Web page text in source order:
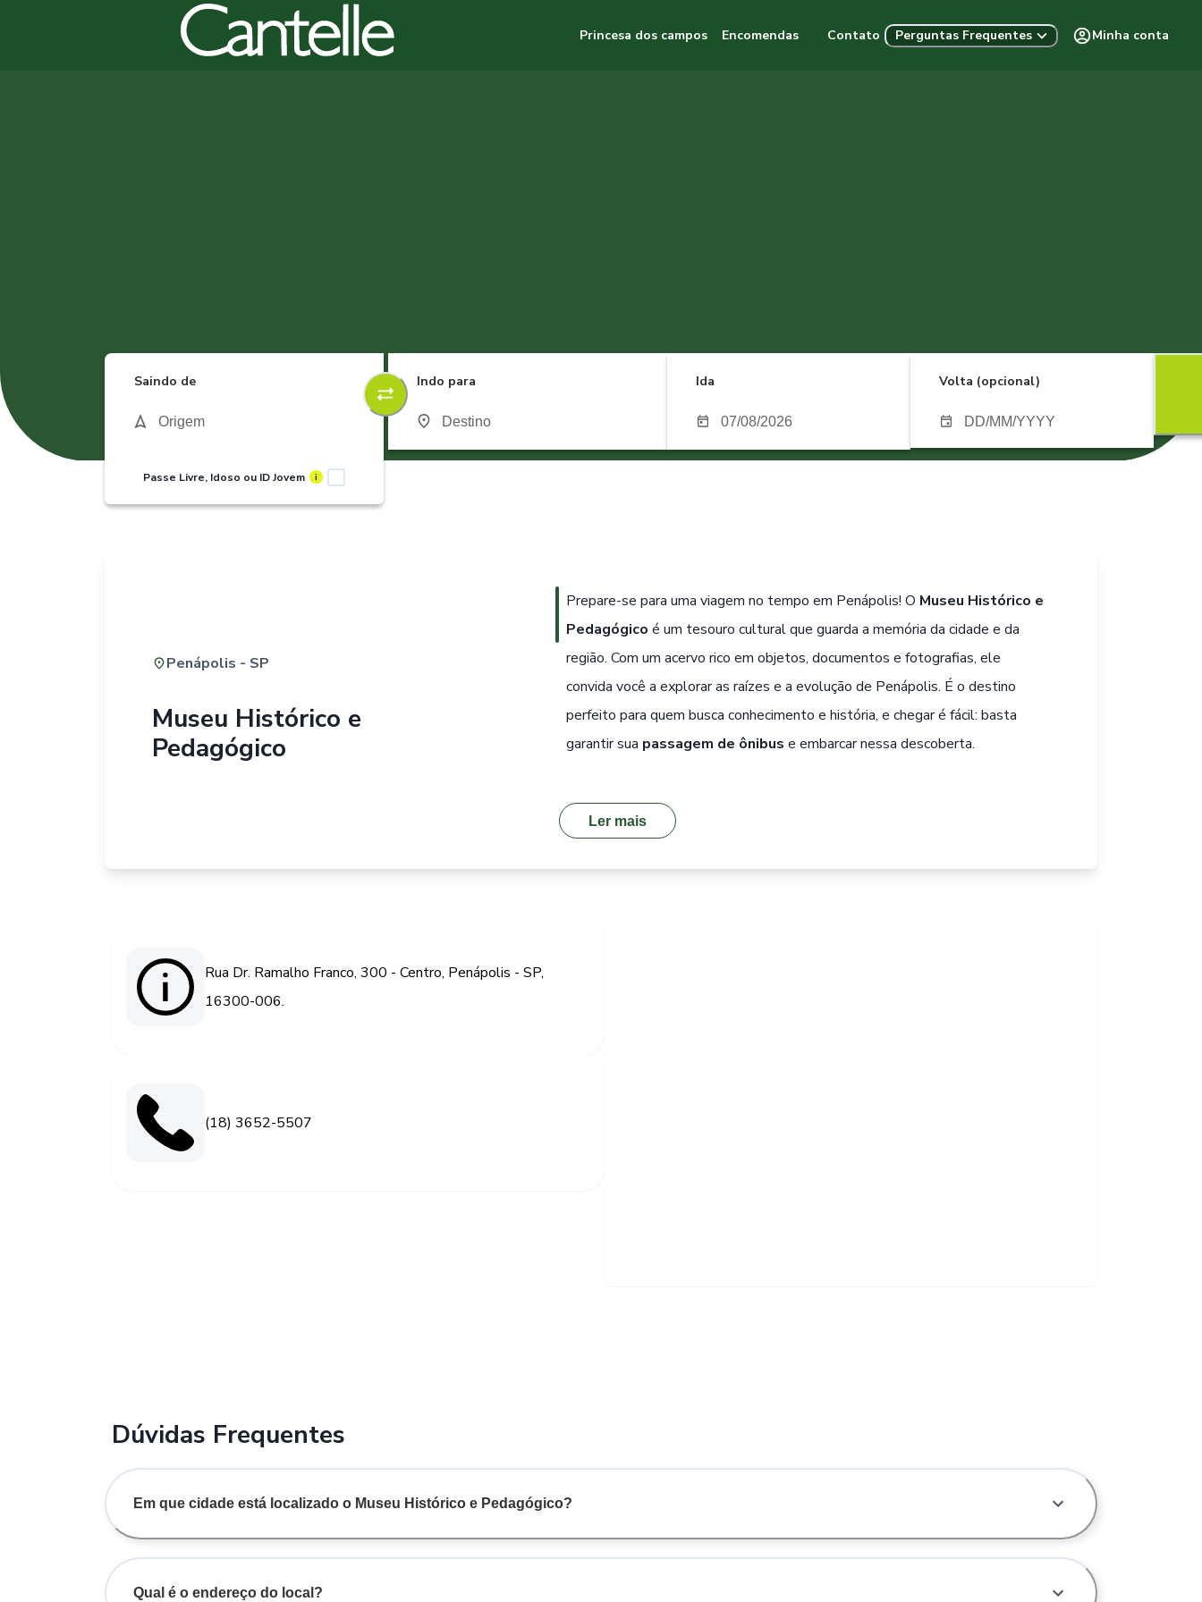
Princesa dos campos Encomendas Contato Perguntas Frequentes Minha conta
Saindo de
Passe Livre, Idoso ou ID Jovem i
Indo para Ida Volta (opcional)
Penápolis - SP
Museu Histórico e
Pedagógico
Prepare-se para uma viagem no tempo em Penápolis! O Museu Histórico e
Pedagógico é um tesouro cultural que guarda a memória da cidade e da
região. Com um acervo rico em objetos, documentos e fotografias, ele
convida você a explorar as raízes e a evolução de Penápolis. É o destino
perfeito para quem busca conhecimento e história, e chegar é fácil: basta
garantir sua passagem de ônibus e embarcar nessa descoberta.
Ler mais
Rua Dr. Ramalho Franco, 300 - Centro, Penápolis - SP,
16300-006.
(18) 3652-5507
Dúvidas Frequentes
Em que cidade está localizado o Museu Histórico e Pedagógico?
Qual é o endereço do local?